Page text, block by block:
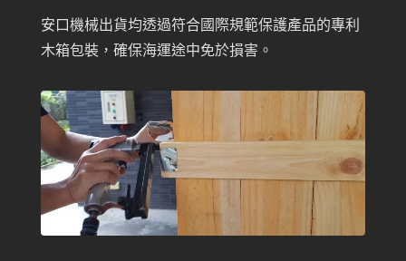
安口機械出貨均透過符合國際規範保護產品的專利
木箱包裝，確保海運途中免於損害。